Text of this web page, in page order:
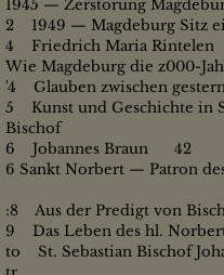
1945 — Zerstörung
2 1949 — Magdeburg Sitz
4 Friedrich Maria
Wie Magdeburg die z000-
'4 Glauben zwischen
5 Kunst und Geschichte in
Bischof
6 Jobannes Braun 42
6 Sankt Norbert — Patron
:8 Aus der Predigt von
9 Das Leben des hl.
to St. Sebastian Bischof